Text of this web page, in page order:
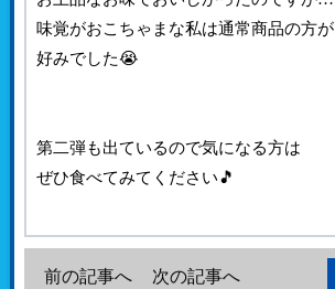
味覚がおこちゃまな私は通常商品の方が
好みでした😭
第二弾も出ているので気になる方は
ぜひ食べてみてください🎵
前の記事へ 次の記事へ